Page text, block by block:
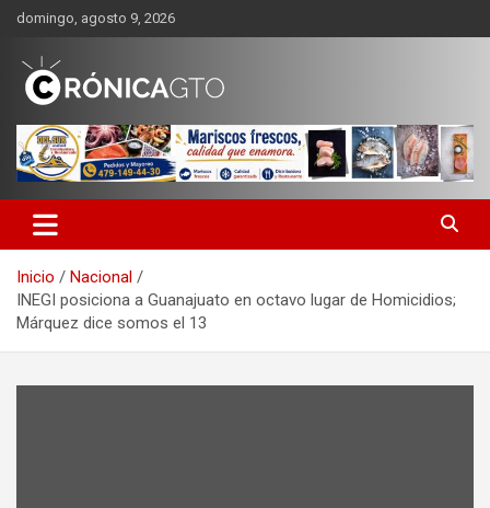
Saltar
contenido
domingo, agosto 9, 2026
CRONICA GUANAJUATO
Inicio
Nacional
INEGI posiciona a Guanajuato en octavo lugar de Homicidios;
Márquez dice somos el 13